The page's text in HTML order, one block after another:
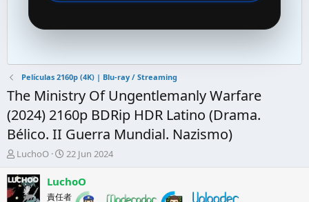
Películas 2160p (4K) | Blu-ray / Streaming
The Ministry Of Ungentlemanly Warfare
(2024) 2160p BDRip HDR Latino (Drama.
Bélico. II Guerra Mundial. Nazismo)
A
t
o
LuchoO
F
c
h
22 Jun 2024
LuchoO
責任者